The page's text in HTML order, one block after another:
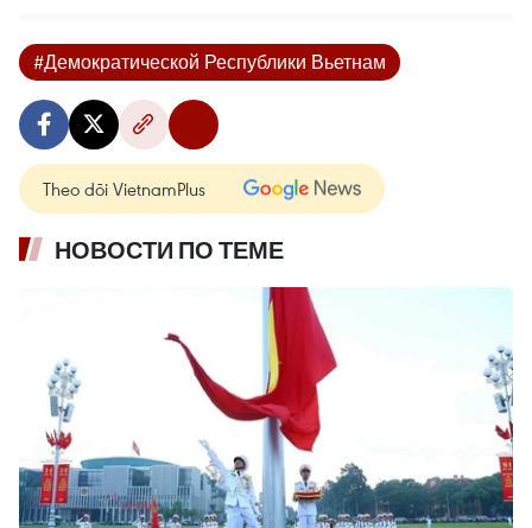
#Демократической Республики Вьетнам
Theo dõi VietnamPlus
НОВОСТИ ПО ТЕМЕ